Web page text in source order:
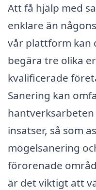
Att få hjälp med
enklare än
vår plattform kan
begära tre olika
kvalificerade
Sanering kan
insatser, så som
mögelsanering
förorenade
är det viktigt att